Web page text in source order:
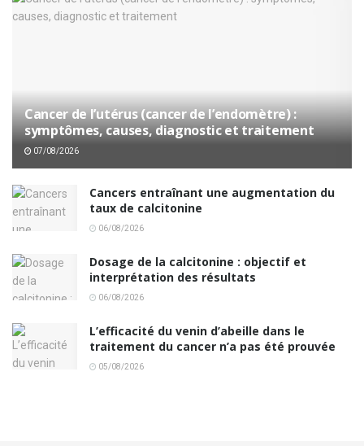
Cancer de l’utérus (cancer de l’endomètre) :
symptômes, causes, diagnostic et traitement
07/08/2026
Cancers entraînant une augmentation du
taux de calcitonine
06/08/2026
Dosage de la calcitonine : objectif et
interprétation des résultats
06/08/2026
L’efficacité du venin d’abeille dans le
traitement du cancer n’a pas été prouvée
05/08/2026